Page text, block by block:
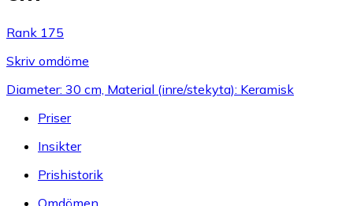
Rank 175
Skriv omdöme
Diameter: 30 cm, Material (inre/stekyta): Keramisk
Priser
Insikter
Prishistorik
Omdömen